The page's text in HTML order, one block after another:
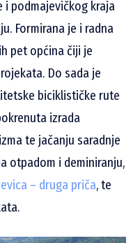
podmajevičkog kraja
Formirana je i radna
pet općina čiji je
Do sada je
biciklističke rute
izrada
te jačanju saradnje
otpadom i deminiranju,
– druga priča, te